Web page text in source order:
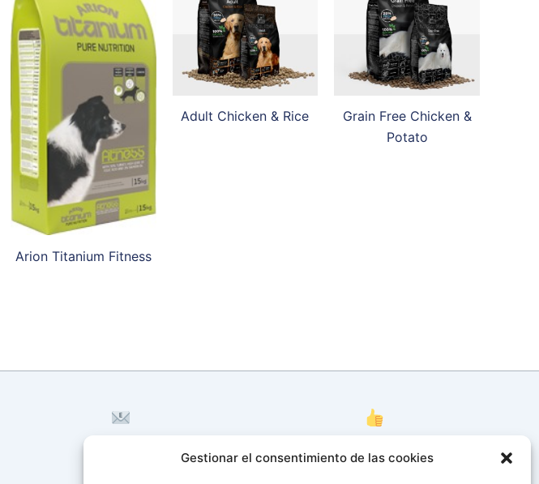
Gestionar el consentimiento de las cookies
Arion Titanium Fitness
Adult Chicken & Rice
Grain Free Chicken &
Potato
Conectar